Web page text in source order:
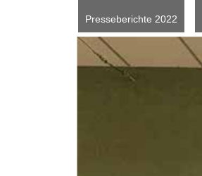
Presseberichte 2022